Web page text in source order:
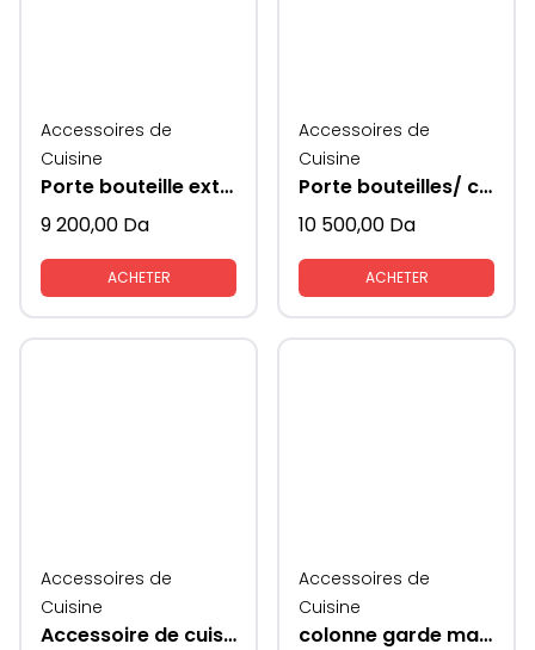
Accessoires de
Cuisine
Porte bouteille extractible modèle 200mm
9 200,00 Da
ACHETER
Accessoires de
Cuisine
Porte bouteilles/ conserves extractible
10 500,00 Da
ACHETER
Accessoires de
Cuisine
Accessoire de cuisine rangement colonne
Accessoires de
Cuisine
colonne garde manger style frigo pour placard du bas